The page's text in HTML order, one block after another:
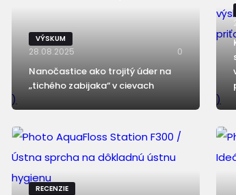
)
VÝSKUM
28.08.2025 0
Nanočastice ako trojitý úder na
„tichého zabijaka“ v cievach
)
RECENZIE